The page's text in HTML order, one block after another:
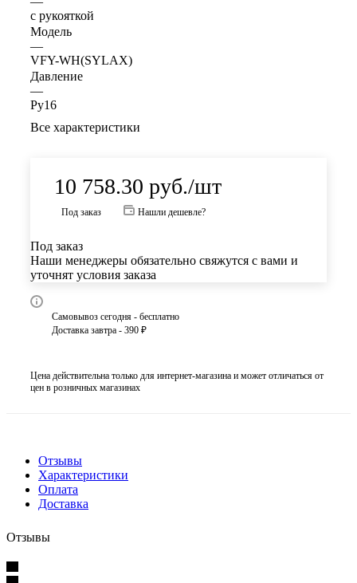
с рукояткой
Модель
—
VFY-WH(SYLAX)
Давление
—
Ру16
Все характеристики
10 758.30 руб./шт
Под заказ Нашли дешевле?
Под заказ
Наши менеджеры обязательно свяжутся с вами и
уточнят условия заказа
Самовывоз сегодня - бесплатно
Доставка завтра - 390 ₽
Цена действительна только для интернет-магазина и может отличаться от
цен в розничных магазинах
Отзывы
Характеристики
Оплата
Доставка
Отзывы